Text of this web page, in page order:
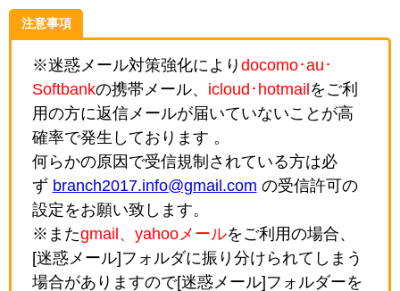
注意事項
※迷惑メール対策強化により docomo･au･
Softbankの携帯メール、 icloud･hotmail をご利
用の方に返信メールが届いていないことが高
確率で発生しております 。
何らかの原因で受信規制されている方は必
ず branch2017.info@gmail.com の受信許可の
設定をお願い致します。
※またgmail、yahooメールをご利用の場合、
[迷惑メール]フォルダに振り分けられてしまう
場合がありますので[迷惑メール]フォルダーを